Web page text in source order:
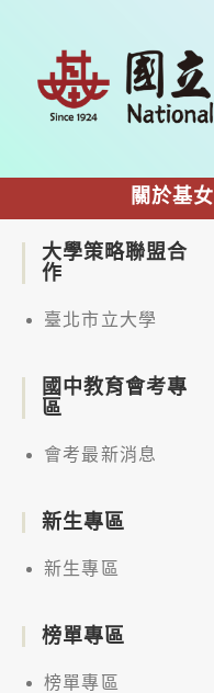
關於基女
大學策略聯盟合
作
臺北市立大學
國中教育會考專
區
會考最新消息
新生專區
新生專區
榜單專區
榜單專區